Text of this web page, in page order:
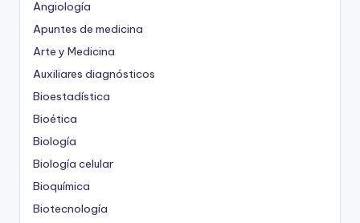
Angiología
Apuntes de medicina
Arte y Medicina
Auxiliares diagnósticos
Bioestadística
Bioética
Biología
Biología celular
Bioquímica
Biotecnología